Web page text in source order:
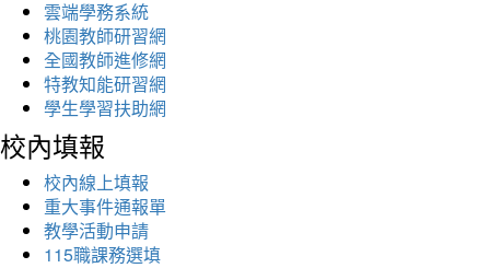
雲端學務系統
桃園教師研習網
全國教師進修網
特教知能研習網
學生學習扶助網
校內填報
校內線上填報
重大事件通報單
教學活動申請
115職課務選填